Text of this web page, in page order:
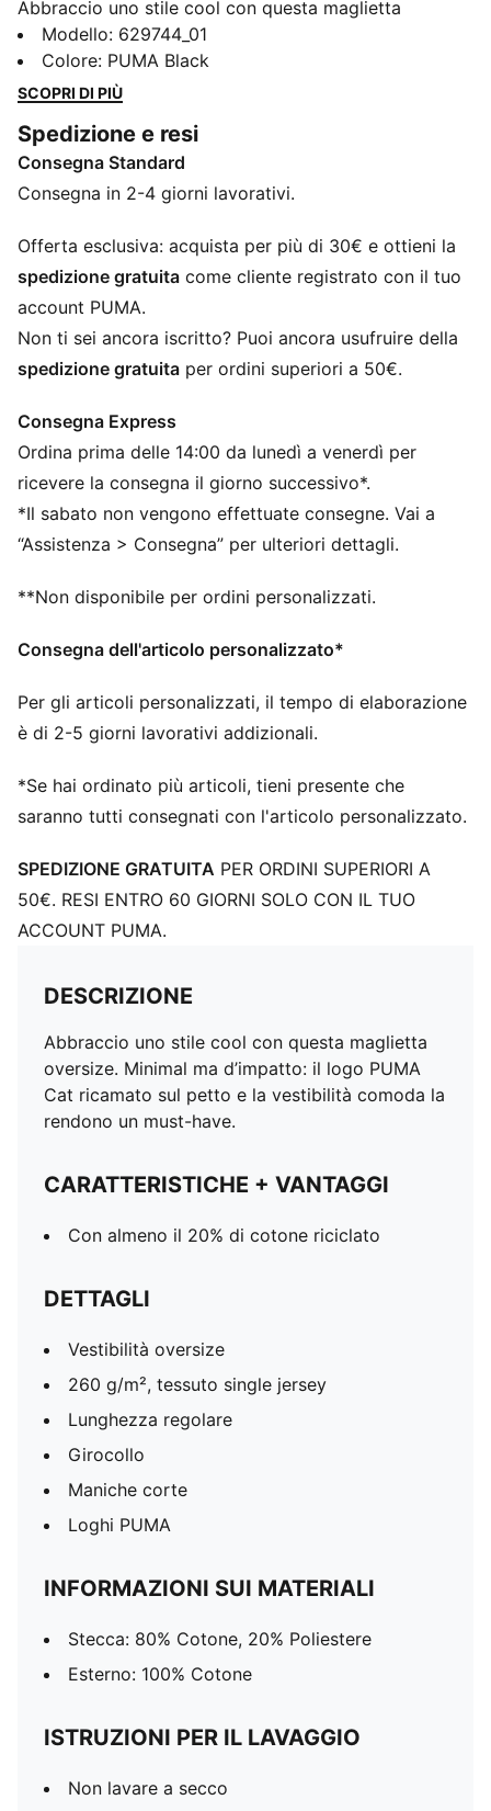
Abbraccio uno stile cool con questa maglietta
oversize. Minimal ma d’impatto: il logo PUMA Cat
ricamato sul petto e la vestibilità comoda la rendono
un must-have.
Con almeno il 20% di cotone riciclato
DETTAGLI
Vestibilità oversize
Lunghezza regolare
Girocollo
Maniche corte
Modello: 629744_01
Colore: PUMA Black
SCOPRI DI PIÙ
Spedizione e resi
Consegna Standard
Consegna in 2-4 giorni lavorativi.
Offerta esclusiva: acquista per più di 30€ e ottieni la
spedizione gratuita come cliente registrato con il tuo
account PUMA.
Non ti sei ancora iscritto? Puoi ancora usufruire della
spedizione gratuita per ordini superiori a 50€.
Consegna Express
Ordina prima delle 14:00 da lunedì a venerdì per
ricevere la consegna il giorno successivo*.
*Il sabato non vengono effettuate consegne. Vai a
“Assistenza > Consegna” per ulteriori dettagli.
**Non disponibile per ordini personalizzati.
Consegna dell'articolo personalizzato*
Per gli articoli personalizzati, il tempo di elaborazione
è di 2-5 giorni lavorativi addizionali.
*Se hai ordinato più articoli, tieni presente che
saranno tutti consegnati con l'articolo personalizzato.
SPEDIZIONE GRATUITA PER ORDINI SUPERIORI A
50€. RESI ENTRO 60 GIORNI SOLO CON IL TUO
ACCOUNT PUMA.
DESCRIZIONE
Abbraccio uno stile cool con questa maglietta
oversize. Minimal ma d’impatto: il logo PUMA
Cat ricamato sul petto e la vestibilità comoda la
rendono un must-have.
CARATTERISTICHE + VANTAGGI
Con almeno il 20% di cotone riciclato
DETTAGLI
Vestibilità oversize
260 g/m², tessuto single jersey
Lunghezza regolare
Girocollo
Maniche corte
Loghi PUMA
INFORMAZIONI SUI MATERIALI
Stecca: 80% Cotone, 20% Poliestere
Esterno: 100% Cotone
ISTRUZIONI PER IL LAVAGGIO
Non lavare a secco